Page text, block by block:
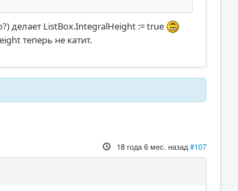
делает ListBox.IntegralHeight := true
теперь не катит.
.
18 года 6 мес. назад#107